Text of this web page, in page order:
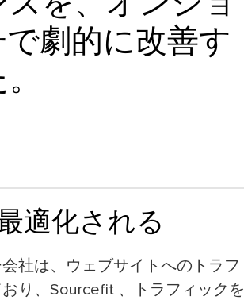
劇的に改善す
適化される
社は、ウェブサイトへのトラフ
り、Sourcefit 、トラフィックを